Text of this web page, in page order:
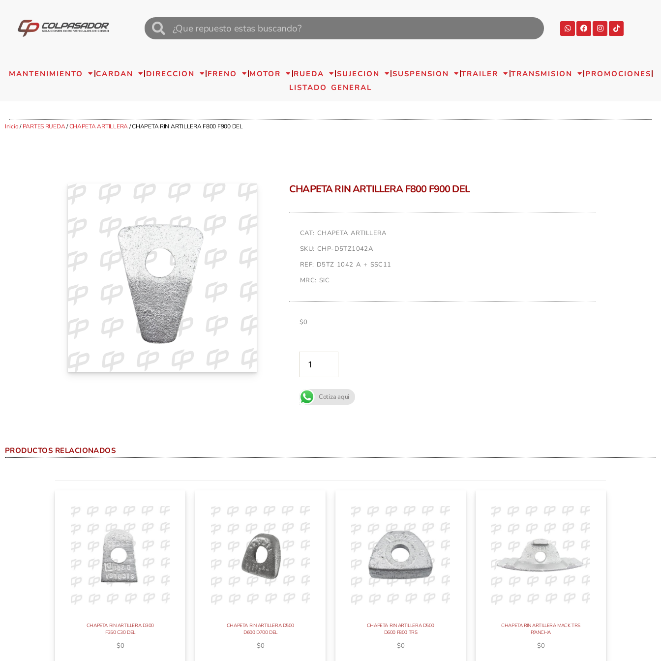
MANTENIMIENTO CARDAN DIRECCION FRENO MOTOR RUEDA SUJECION SUSPENSION TRAILER TRANSMISION
PROMOCIONES
LISTADO GENERAL
Inicio/PARTES RUEDA/CHAPETA ARTILLERA/ CHAPETA RIN ARTILLERA F800 F900 DEL
CHAPETA RIN ARTILLERA F800 F900 DEL
CAT: CHAPETA ARTILLERA
SKU: CHP-D5TZ1042A
REF: D5TZ 1042 A + SSC11
MRC: SIC
$0
Cotiza aqui
PRODUCTOS RELACIONADOS
CHAPETA RIN ARTILLERA D300
F350 C30 DEL
$0
CHAPETA RIN ARTILLERA D500
D600 D700 DEL
$0
CHAPETA RIN ARTILLERA D500
D600 F800 TRS
$0
CHAPETA RIN ARTILLERA MACK TRS
P/ANCHA
$0